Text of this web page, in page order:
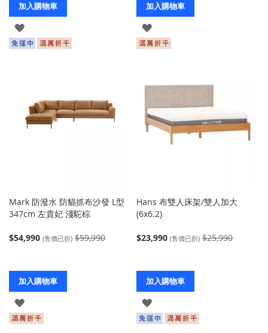
加入購物車
登
入
加入購物車
登
入
Mark 防潑水 防貓抓布沙發 L型
347cm 左貴妃 淺駝棕
$54,990 (售價已折) $59,990
加入購物車
登
入
Hans 布雙人床架/雙人加大
(6x6.2)
$23,990 (售價已折) $25,990
加入購物車
登
入